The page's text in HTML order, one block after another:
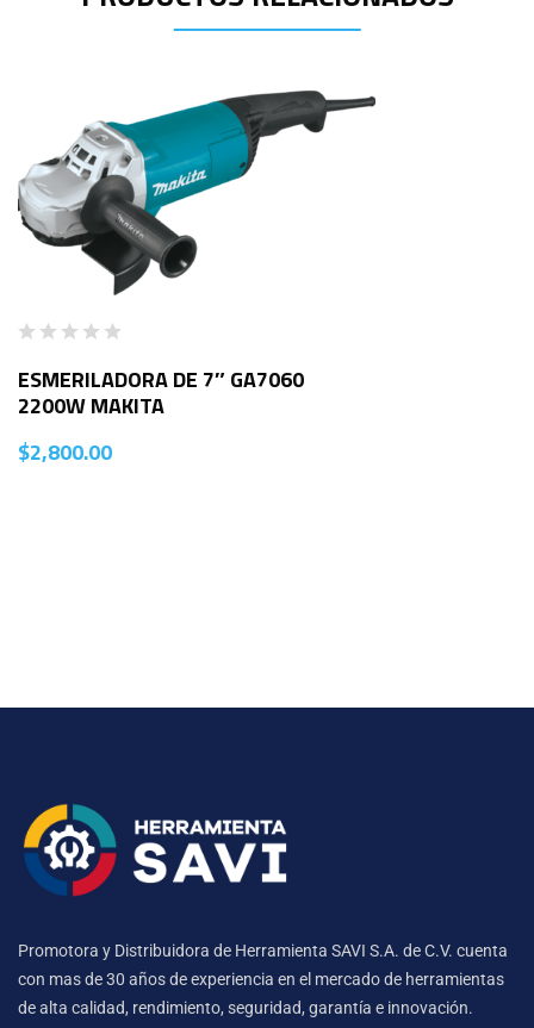
ESMERILADORA DE 7″ GA7060
2200W MAKITA
$2,800.00
Promotora y Distribuidora de Herramienta SAVI S.A. de C.V. cuenta
con mas de 30 años de experiencia en el mercado de herramientas
de alta calidad, rendimiento, seguridad, garantía e innovación.